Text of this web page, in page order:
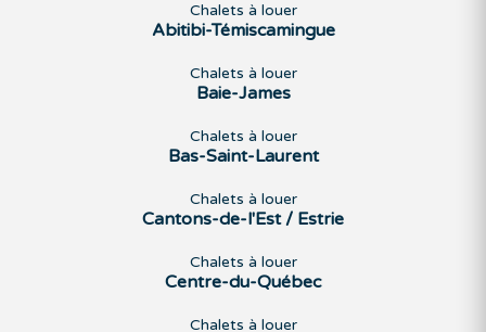
Chalets à louer
Abitibi-Témiscamingue
Chalets à louer
Baie-James
Chalets à louer
Bas-Saint-Laurent
Chalets à louer
Cantons-de-l'Est / Estrie
Chalets à louer
Centre-du-Québec
Chalets à louer